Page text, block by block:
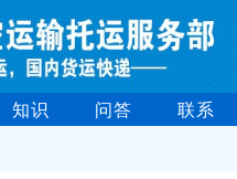
知识 问答 联系